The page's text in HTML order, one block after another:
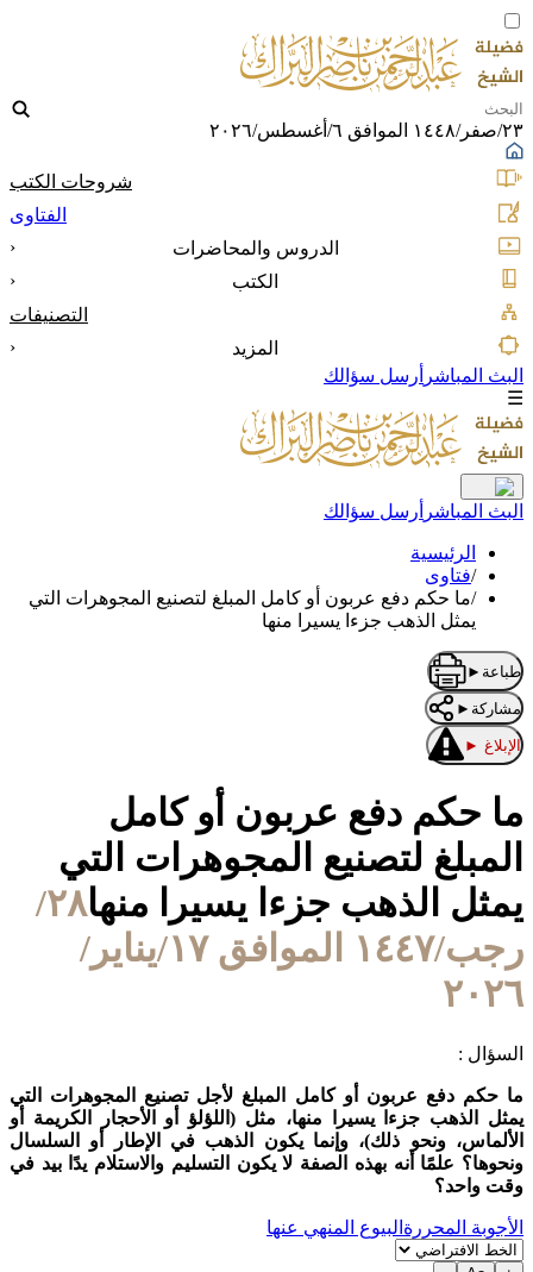
٢٣/صفر/١٤٤٨ الموافق ٦/أغسطس/٢٠٢٦
شروحات الكتب
الفتاوى
الدروس والمحاضرات
‹
الكتب
‹
التصنيفات
المزيد
‹
البث المباشر أرسل سؤالك
☰
البث المباشر أرسل سؤالك
الرئيسية
/فتاوى
/ما حكم دفع عربون أو كامل المبلغ لتصنيع المجوهرات التي
يمثل الذهب جزءا يسيرا منها
طباعة ►
مشاركة ►
الإبلاغ ►
ما حكم دفع عربون أو كامل
المبلغ لتصنيع المجوهرات التي
يمثل الذهب جزءا يسيرا منها
٢٨/
رجب/١٤٤٧ الموافق ١٧/يناير/
٢٠٢٦
السؤال :
ما حكم دفع عربون أو كامل المبلغ لأجل تصنيع المجوهرات التي
يمثل الذهب جزءا يسيرا منها، مثل (اللؤلؤ أو الأحجار الكريمة أو
الألماس، ونحو ذلك)، وإنما يكون الذهب في الإطار أو السلسال
ونحوها؟ علمًا أنه بهذه الصفة لا يكون التسليم والاستلام يدًا بيد في
وقت واحد؟
الأجوبة المحررة البيوع المنهي عنها